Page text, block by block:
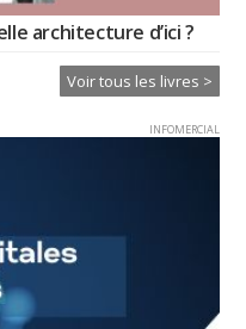
architecture d’ici ?
Voir tous les livres >
INFOMERCIAL